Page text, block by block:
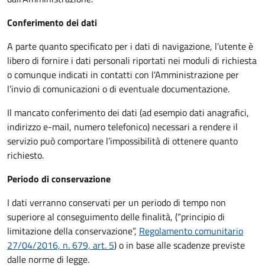
Conferimento dei dati
A parte quanto specificato per i dati di navigazione, l’utente è
libero di fornire i dati personali riportati nei moduli di richiesta
o comunque indicati in contatti con l'Amministrazione per
l’invio di comunicazioni o di eventuale documentazione.
Il mancato conferimento dei dati (ad esempio dati anagrafici,
indirizzo e-mail, numero telefonico) necessari a rendere il
servizio può comportare l’impossibilità di ottenere quanto
richiesto.
Periodo di conservazione
I dati verranno conservati per un periodo di tempo non
superiore al conseguimento delle finalità, (“principio di
limitazione della conservazione”, Regolamento comunitario
27/04/2016, n. 679, art. 5) o in base alle scadenze previste
dalle norme di legge.